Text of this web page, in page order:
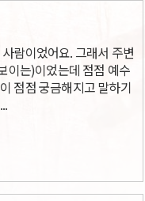
람이었어요. 그래서 주변
이는)이었는데 점점 예수
점점 궁금해지고 말하기